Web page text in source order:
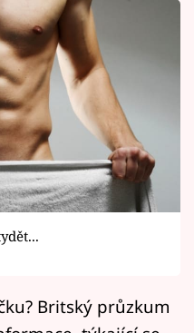
Vary
Britský průzkum